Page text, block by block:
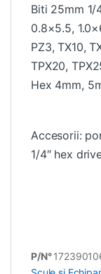
Biti 25mm
0.8×5.5,
PZ3, TX10,
TPX20,
Hex 4mm,
Accesorii:
1/4″ hex
P/N°